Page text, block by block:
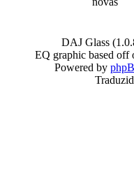
DAJ Glass
EQ graphic based
Powered by